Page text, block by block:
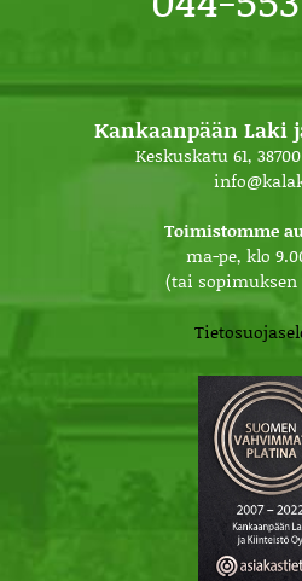
Kankaanpään Laki
Keskuskatu 61,
Toimistomme
ma-pe, klo
(tai